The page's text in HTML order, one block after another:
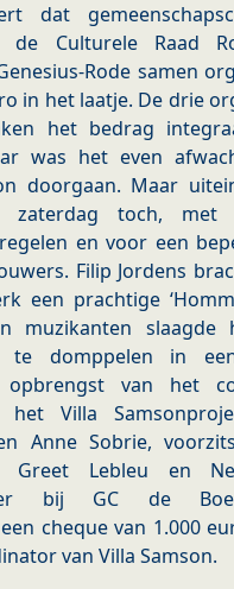
dat
de Culturele Raad
Rode samen
in het laatje. De drie
het bedrag
was het even
doorgaan. Maar
zaterdag toch, met
en voor een
Filip Jordens
een prachtige
muzikanten
te domppelen in
opbrengst van het
het Villa
Anne Sobrie,
Greet Lebleu en
bij GC de
cheque van 1.000
van Villa Samson.